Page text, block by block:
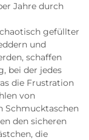
Jahre durch
gefüllter
und
schaffen
bei der jedes
die Frustration
von
Schmucktaschen
den sicheren
die